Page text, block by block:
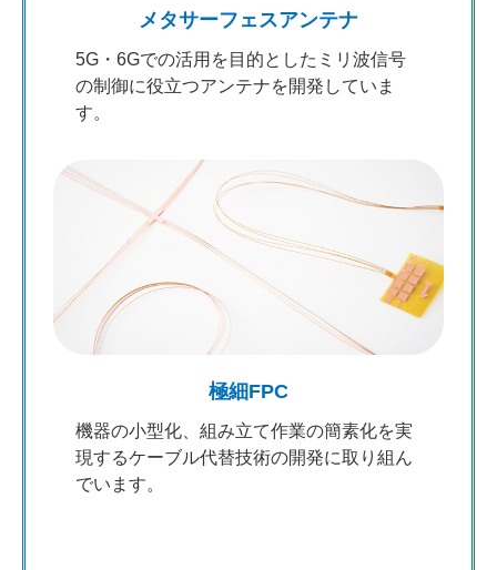
メタサーフェスアンテナ
5G・6Gでの活用を目的としたミリ波信号
の制御に役立つアンテナを開発していま
す。
極細FPC
機器の小型化、組み立て作業の簡素化を実
現するケーブル代替技術の開発に取り組ん
でいます。